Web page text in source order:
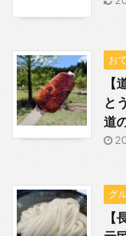
お
と
道
グ